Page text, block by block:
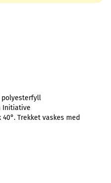
polyesterfyll
Initiative
40°. Trekket vaskes med